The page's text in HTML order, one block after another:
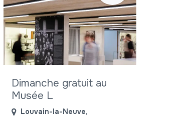
Dimanche gratuit au
Musée L
Louvain-la-Neuve,